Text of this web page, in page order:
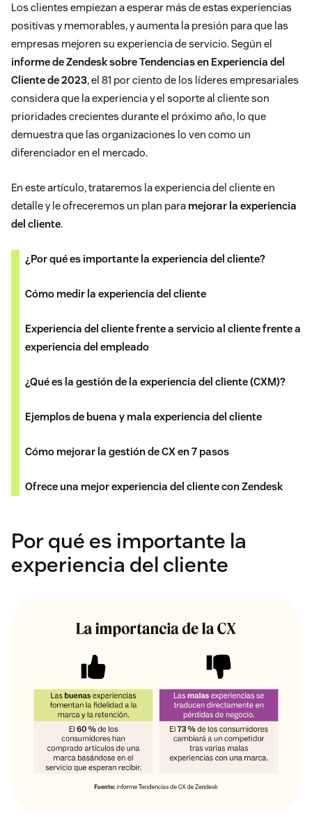
Los clientes empiezan a esperar más de estas experiencias
positivas y memorables, y aumenta la presión para que las
empresas mejoren su experiencia de servicio. Según el
informe de Zendesk sobre Tendencias en Experiencia del
Cliente de 2023, el 81 por ciento de los líderes empresariales
considera que la experiencia y el soporte al cliente son
prioridades crecientes durante el próximo año, lo que
demuestra que las organizaciones lo ven como un
diferenciador en el mercado.
En este artículo, trataremos la experiencia del cliente en
detalle y le ofreceremos un plan para mejorar la experiencia
del cliente.
¿Por qué es importante la experiencia del cliente?
Cómo medir la experiencia del cliente
Experiencia del cliente frente a servicio al cliente frente a
experiencia del empleado
¿Qué es la gestión de la experiencia del cliente (CXM)?
Ejemplos de buena y mala experiencia del cliente
Cómo mejorar la gestión de CX en 7 pasos
Ofrece una mejor experiencia del cliente con Zendesk
Por qué es importante la
experiencia del cliente